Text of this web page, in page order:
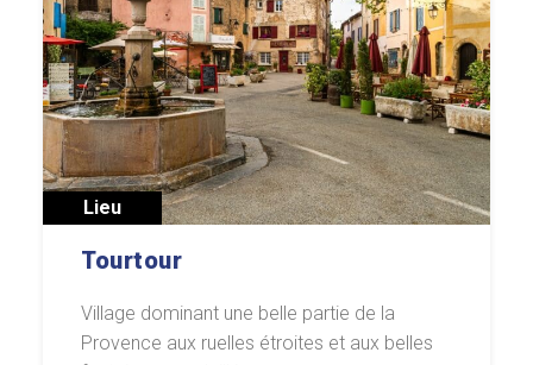
Lieu
Tourtour
Village dominant une belle partie de la
Provence aux ruelles étroites et aux belles